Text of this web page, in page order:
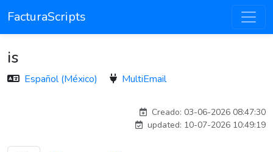
FacturaScripts
is
Español (México) MultiEmail
Creado: 03-06-2026 08:47:30
updated: 10-07-2026 10:49:19